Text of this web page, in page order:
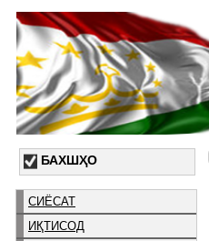
БАХШҲО
СИЁСАТ
ИҚТИСОД